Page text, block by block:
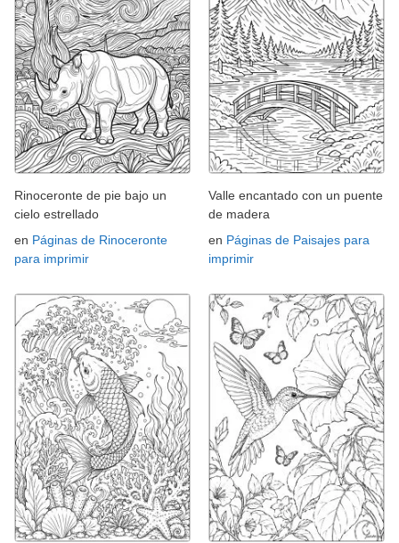
Rinoceronte de pie bajo un
cielo estrellado
en Páginas de Rinoceronte
para imprimir
Valle encantado con un puente
de madera
en Páginas de Paisajes para
imprimir